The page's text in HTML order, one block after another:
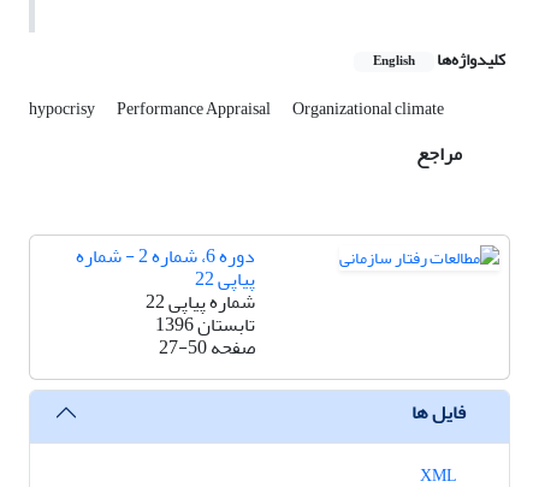
کلیدواژه‌ها English
hypocrisy Performance Appraisal Organizational climate
مراجع
دوره 6، شماره 2 - شماره
پیاپی 22
شماره پیاپی 22
تابستان 1396
صفحه27-50
فایل ها